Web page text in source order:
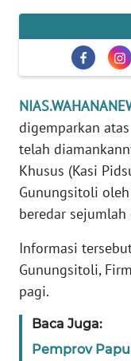
digemparkan
telah
Khusus (Kasi
Gunungsitoli
beredar
Informasi
Gunungsitoli,
pagi.
Baca Juga:
Pemprov
INFO
IKLAN
TENTANG
KAMI
MEDIA
SIBER
KARIR